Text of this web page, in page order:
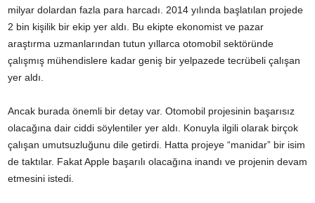
milyar dolardan fazla para harcadı. 2014 yılında başlatılan projede
2 bin kişilik bir ekip yer aldı. Bu ekipte ekonomist ve pazar
araştırma uzmanlarından tutun yıllarca otomobil sektöründe
çalışmış mühendislere kadar geniş bir yelpazede tecrübeli çalışan
yer aldı.
Ancak burada önemli bir detay var. Otomobil projesinin başarısız
olacağına dair ciddi söylentiler yer aldı. Konuyla ilgili olarak birçok
çalışan umutsuzluğunu dile getirdi. Hatta projeye “manidar” bir isim
de taktılar. Fakat Apple başarılı olacağına inandı ve projenin devam
etmesini istedi.